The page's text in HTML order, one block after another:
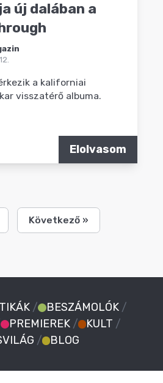
új dalában a
a kaliforniai
visszatérő albuma.
Elolvasom
Következő »
/ BESZÁMOLÓK /
PREMIEREK / KULT /
/ BLOG